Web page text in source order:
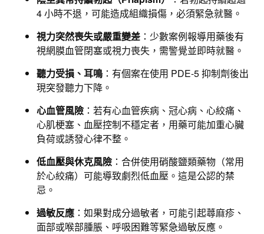
4 小時不退，可能造成組織損傷，必須緊急就醫。​
視力突然喪失或嚴重變差 ：少數案例報導用藥後有
視網膜血管閉塞或視力喪失，需警覺並即時就醫。​
聽力受損、耳鳴 ：有個案在使用 PDE-5 抑制劑後出
現突發聽力下降。​
心血管風險 ：若有心血管疾病、冠心病、心絞痛、
心肌梗塞、血壓控制不穩定者，用藥可能加重心臟
負荷或誘發心律不整。​
低血壓與休克風險 ：合併使用硝酸鹽類藥物（常用
於心絞痛）可能導致劇烈低血壓。這是公認的禁
忌。​
過敏反應 ：如果對成分過敏者，可能引起蕁麻疹、
面部或喉部腫脹、呼吸困難等緊急過敏反應。